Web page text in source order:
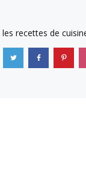
recettes de